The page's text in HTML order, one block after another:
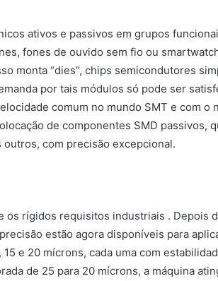
ativos e passivos em grupos
fones de ouvido sem fio ou
monta “dies”, chips semicondutores
por tais módulos só pode ser
comum no mundo SMT e com o
de componentes SMD passivos,
com precisão excepcional.
os rígidos requisitos industriais . Depois
estão agora disponíveis para
15 e 20 mícrons, cada uma com
de 25 para 20 mícrons, a máquina